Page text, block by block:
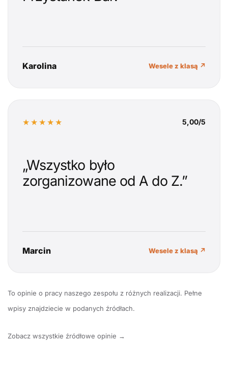
Karolina Wesele z klasą ↗
★★★★★ 5,00/5
„Wszystko było
zorganizowane od A do Z.”
Marcin Wesele z klasą ↗
To opinie o pracy naszego zespołu z różnych realizacji. Pełne
wpisy znajdziecie w podanych źródłach.
Zobacz wszystkie źródłowe opinie →